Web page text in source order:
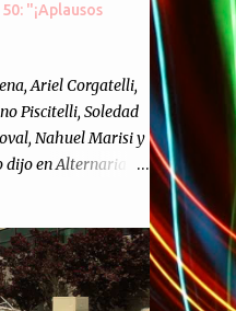
"¡Aplausos
Ariel Corgatelli,
Piscitelli, Soledad
Nahuel Marisi y
en Alternaria :
ponernos en
las noticias
desde